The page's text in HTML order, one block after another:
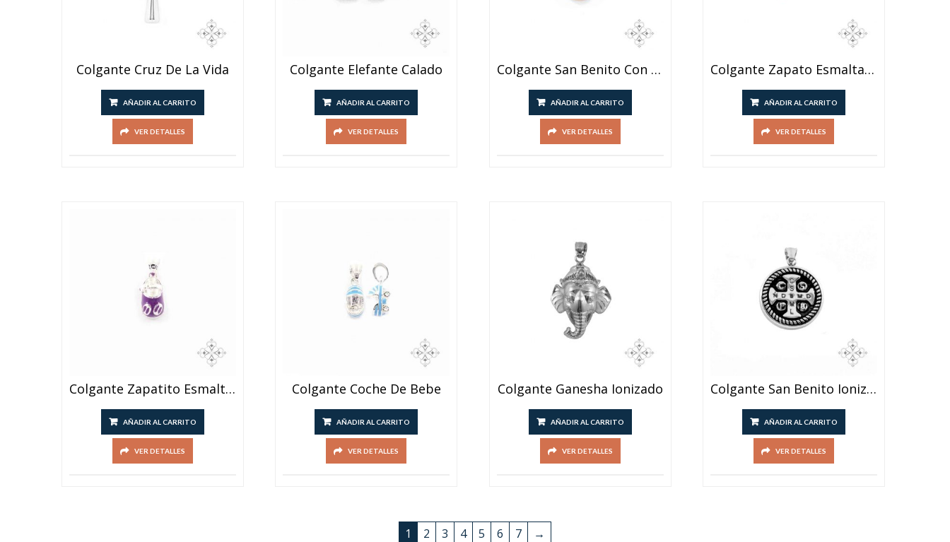
Colgante Cruz De La Vida
AÑADIR AL CARRITO
VER DETALLES
Colgante Elefante Calado
AÑADIR AL CARRITO
VER DETALLES
Colgante San Benito Con Borde Dorado
AÑADIR AL CARRITO
VER DETALLES
Colgante Zapato Esmaltado Ionizado?
AÑADIR AL CARRITO
VER DETALLES
Colgante Zapatito Esmaltado
AÑADIR AL CARRITO
VER DETALLES
Colgante Coche De Bebe
AÑADIR AL CARRITO
VER DETALLES
Colgante Ganesha Ionizado
AÑADIR AL CARRITO
VER DETALLES
Colgante San Benito Ionizado
AÑADIR AL CARRITO
VER DETALLES
1 2 3 4 5 6 7 →